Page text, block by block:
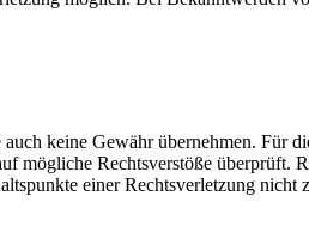
keine Gewähr übernehmen. Für
mögliche Rechtsverstöße überprüft.
einer Rechtsverletzung nicht